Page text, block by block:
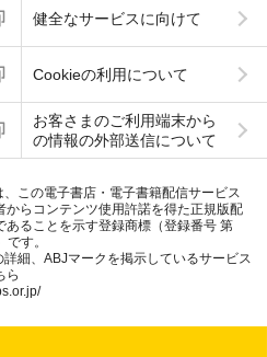
健全なサービスに向けて
Cookieの利用について
お客さまのご利用端末から
の情報の外部送信について
、この電子書店・電子書籍配信サービス
からコンテンツ使用許諾を得た正規版配
あることを示す登録商標（登録番号 第
す。
詳細、ABJマークを掲示しているサービス
ら